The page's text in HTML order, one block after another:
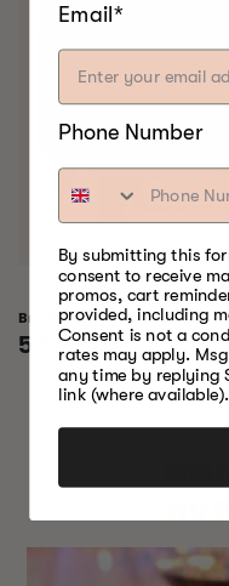
Bradley Raven Smoker
Normalpris
5.999,00 kr
Email*
Phone Number
By submitting this
consent to receive
promos, cart
provided, including
Consent is not a
rates may apply.
any time by replying
link (where available).